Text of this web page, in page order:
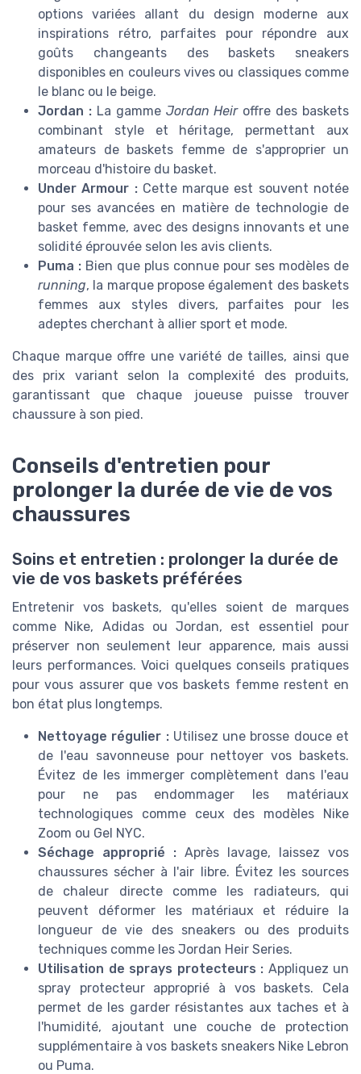
options variées allant du design moderne aux
inspirations rétro, parfaites pour répondre aux
goûts changeants des baskets sneakers
disponibles en couleurs vives ou classiques comme
le blanc ou le beige.
Jordan :La gamme Jordan Heiroffre des baskets
combinant style et héritage, permettant aux
amateurs de baskets femme de s'approprier un
morceau d'histoire du basket.
Under Armour :Cette marque est souvent notée
pour ses avancées en matière de technologie de
basket femme, avec des designs innovants et une
solidité éprouvée selon les avis clients.
Puma : Bien que plus connue pour ses modèles de
running, la marque propose également des baskets
femmes aux styles divers, parfaites pour les
adeptes cherchant à allier sport et mode.
Chaque marque offre une variété de tailles, ainsi que
des prix variant selon la complexité des produits,
garantissant que chaque joueuse puisse trouver
chaussure à son pied.
Conseils d'entretien pour
prolonger la durée de vie de vos
chaussures
Soins et entretien : prolonger la durée de
vie de vos baskets préférées
Entretenir vos baskets, qu'elles soient de marques
comme Nike, Adidas ou Jordan, est essentiel pour
préserver non seulement leur apparence, mais aussi
leurs performances. Voici quelques conseils pratiques
pour vous assurer que vos baskets femme restent en
bon état plus longtemps.
Nettoyage régulier :Utilisez une brosse douce et
de l'eau savonneuse pour nettoyer vos baskets.
Évitez de les immerger complètement dans l'eau
pour ne pas endommager les matériaux
technologiques comme ceux des modèles Nike
Zoom ou Gel NYC.
Séchage approprié : Après lavage, laissez vos
chaussures sécher à l'air libre. Évitez les sources
de chaleur directe comme les radiateurs, qui
peuvent déformer les matériaux et réduire la
longueur de vie des sneakers ou des produits
techniques comme les Jordan Heir Series.
Utilisation de sprays protecteurs : Appliquez un
spray protecteur approprié à vos baskets. Cela
permet de les garder résistantes aux taches et à
l'humidité, ajoutant une couche de protection
supplémentaire à vos baskets sneakers Nike Lebron
ou Puma.